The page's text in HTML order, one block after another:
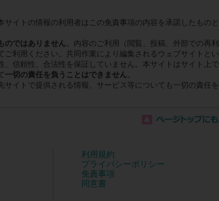
イトの情報の利用者はこの免責事項の内容を承諾したものと
のではありません 。内容のご利用（閲覧、投稿、外部での再利
ご利用ください。共同作業により編集されるウェブサイトとい
信頼性、合法性を保証していません。本サイトはサイト上で
一切の責任を負うことはできません
イトで提供される情報、サービス等についても一切の責任を
利用規約
プライバシーポリシー
免責事項
同意書